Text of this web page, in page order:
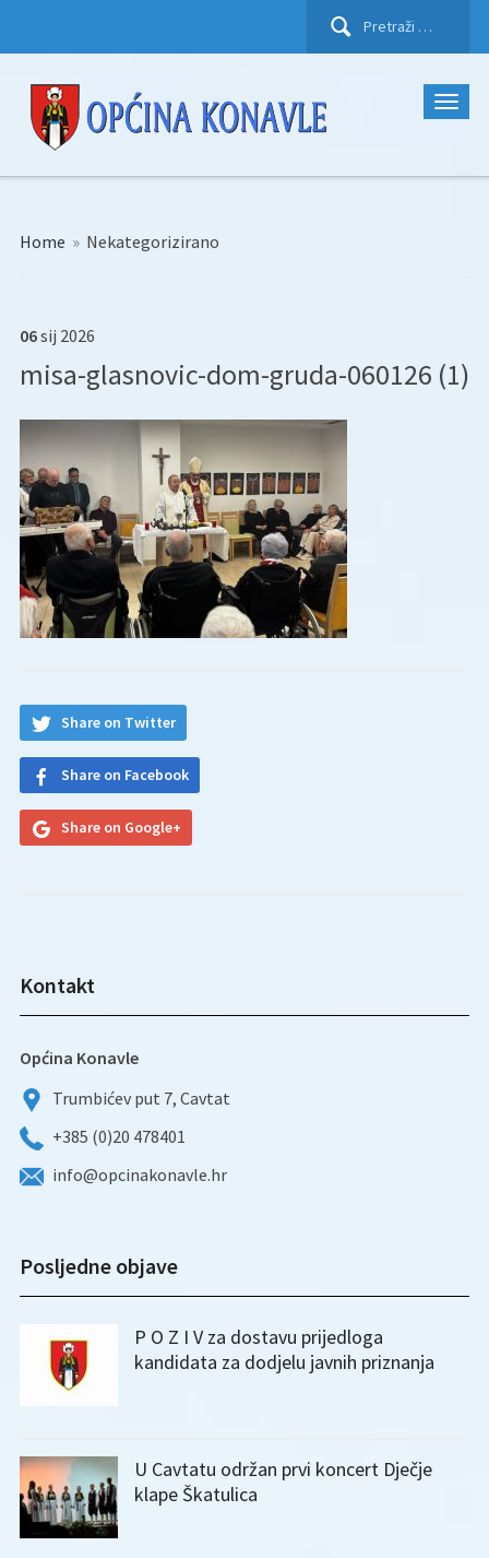
Pretraži:
Home » Nekategorizirano
06sij 2026
misa-glasnovic-dom-gruda-060126 (1)
Share on Twitter
Share on Facebook
Share on Google+
Kontakt
Općina Konavle
Trumbićev put 7, Cavtat
+385 (0)20 478401
info@opcinakonavle.hr
Posljedne objave
P O Z I V za dostavu prijedloga
kandidata za dodjelu javnih priznanja
U Cavtatu održan prvi koncert Dječje
klape Škatulica